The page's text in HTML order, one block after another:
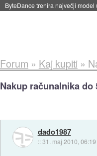
Spletne strani začele streči
Forum » Kaj kupiti »
Nakup računalnika do
dado1987
::31. maj 2010, 06:19